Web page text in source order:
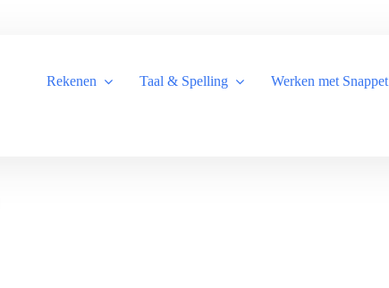
Rekenen Taal & Spelling Werken met Snappet